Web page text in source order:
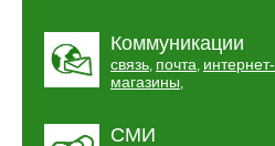
Коммуникации
связь, почта, интернет-
магазины,
СМИ